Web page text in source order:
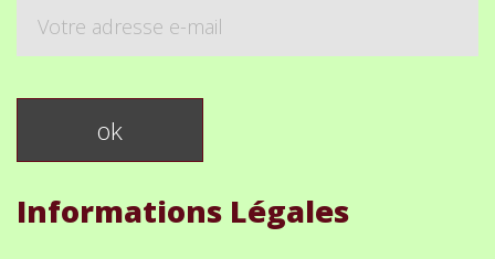
Informations Légales